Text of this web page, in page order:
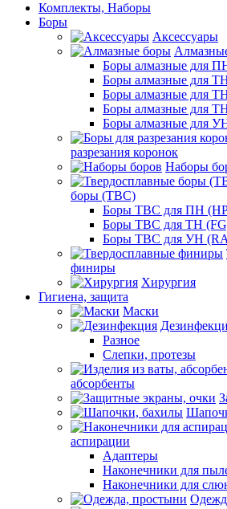
Комплекты, Наборы
Боры
Аксессуары
Боры алмазные для
Боры алмазные для
Боры алмазные для
Боры алмазные для
Боры алмазные для
разрезания коронок
Наборы
боры (ТВС)
Боры ТВС для ПН
Боры ТВС для ТН
Боры ТВС для УН
финиры
Хирургия
Гигиена, защита
Маски
Разное
Слепки, протезы
абсорбенты
аспирации
Адаптеры
Наконечники для
Наконечники для